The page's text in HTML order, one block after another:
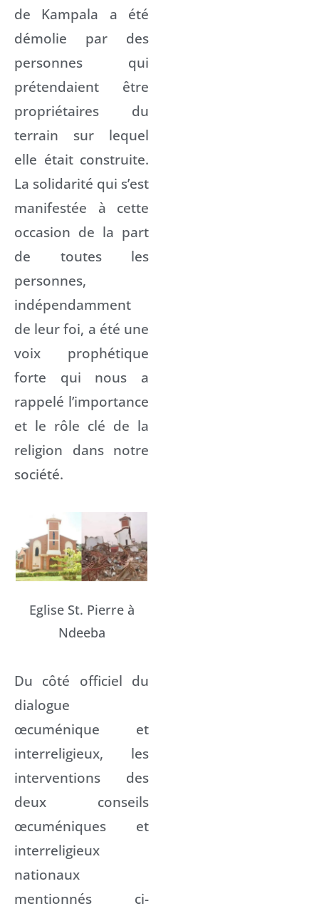
de Kampala a été
démolie par des
personnes qui
prétendaient être
propriétaires du
terrain sur lequel
elle était construite.
La solidarité qui s’est
manifestée à cette
occasion de la part
de toutes les
personnes,
indépendamment
de leur foi, a été une
voix prophétique
forte qui nous a
rappelé l’importance
et le rôle clé de la
religion dans notre
société.
Eglise St. Pierre à
Ndeeba
Du côté officiel du
dialogue
œcuménique et
interreligieux, les
interventions des
deux conseils
œcuméniques et
interreligieux
nationaux
mentionnés ci-